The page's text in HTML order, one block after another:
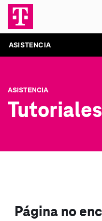
ASISTENCIA
ASISTENCIA
Tutoriales